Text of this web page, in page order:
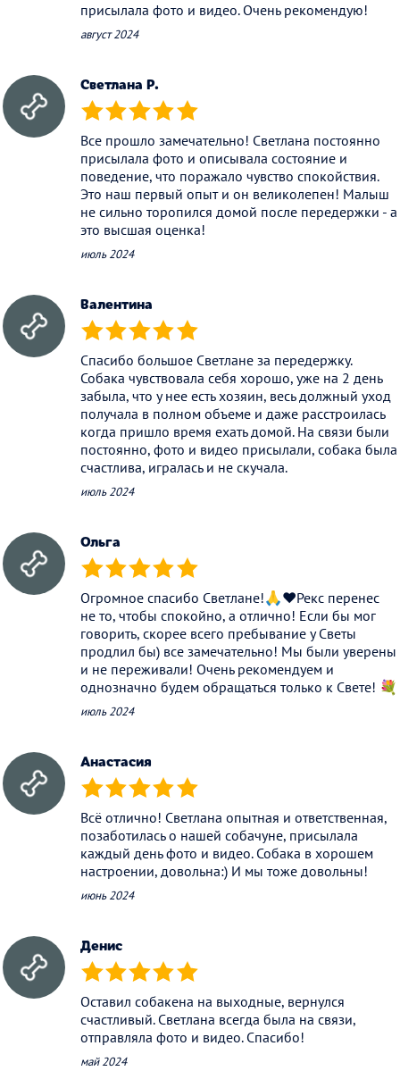
присылала фото и видео. Очень рекомендую!
август 2024
Светлана Р.
(*) (*) (*) (*) (*)
Все прошло замечательно! Светлана постоянно
присылала фото и описывала состояние и
поведение, что поражало чувство спокойствия.
Это наш первый опыт и он великолепен! Малыш
не сильно торопился домой после передержки - а
это высшая оценка!
июль 2024
Валентина
(*) (*) (*) (*) (*)
Спасибо большое Светлане за передержку.
Собака чувствовала себя хорошо, уже на 2 день
забыла, что у нее есть хозяин, весь должный уход
получала в полном объеме и даже расстроилась
когда пришло время ехать домой. На связи были
постоянно, фото и видео присылали, собака была
счастлива, игралась и не скучала.
июль 2024
Ольга
(*) (*) (*) (*) (*)
Огромное спасибо Светлане!🙏❤️Рекс перенес
не то, чтобы спокойно, а отлично! Если бы мог
говорить, скорее всего пребывание у Светы
продлил бы) все замечательно! Мы были уверены
и не переживали! Очень рекомендуем и
однозначно будем обращаться только к Свете! 💐
июль 2024
Анастасия
(*) (*) (*) (*) (*)
Всё отлично! Светлана опытная и ответственная,
позаботилась о нашей собачуне, присылала
каждый день фото и видео. Собака в хорошем
настроении, довольна:) И мы тоже довольны!
июнь 2024
Денис
(*) (*) (*) (*) (*)
Оставил собакена на выходные, вернулся
счастливый. Светлана всегда была на связи,
отправляла фото и видео. Спасибо!
май 2024